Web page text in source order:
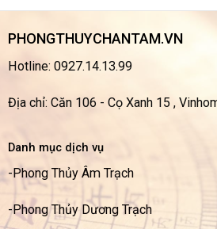
PHONGTHUYCHANTAM.VN
Hotline: 0927.14.13.99
Địa chỉ: Căn 106 - Cọ Xanh 15 ,
Danh mục dịch vụ
- Phong Thủy Âm Trạch
-Phong Thủy Dương Trạch